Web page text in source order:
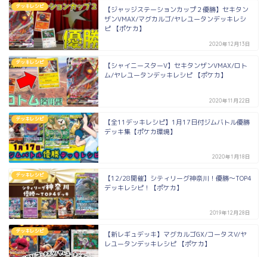
デッキレシピ
【ジャッジステーションカップ２優勝】セキタン
ザンVMAX/マグカルゴ/ヤレユータンデッキレシ
ピ 【ポケカ】
2020年12月13日
デッキレシピ
【シャイニースターV】セキタンザンVMAX/ロト
ム/ヤレユータンデッキレシピ 【ポケカ】
2020年11月22日
デッキレシピ
【全11デッキレシピ】1月17日付ジムバトル優勝
デッキ集【ポケカ環境】
2020年1月18日
デッキレシピ
【12/28開催】シティリーグ神奈川！優勝～TOP4
デッキレシピ！【ポケカ】
2019年12月28日
デッキレシピ
【新レギュデッキ】マグカルゴGX/コータスV/ヤ
レユータンデッキレシピ 【ポケカ】